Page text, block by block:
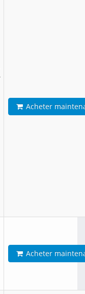
Acheter
Acheter